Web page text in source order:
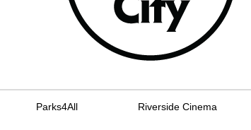
Parks4All Riverside Cinema